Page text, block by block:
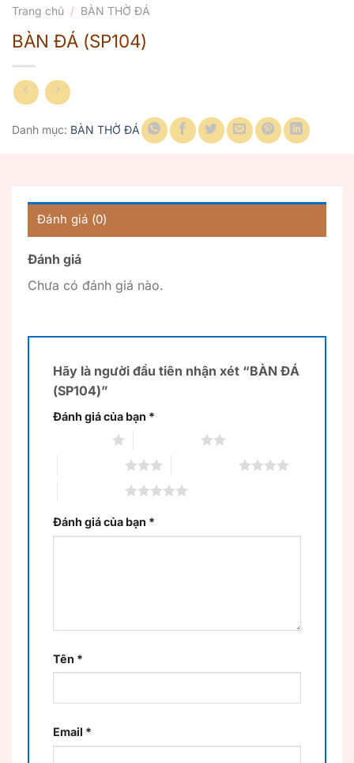
Trang chủ / BÀN THỜ ĐÁ
BÀN ĐÁ (SP104)
Danh mục: BÀN THỜ ĐÁ
Đánh giá (0)
Đánh giá
Chưa có đánh giá nào.
Hãy là người đầu tiên nhận xét “BÀN ĐÁ
(SP104)”
Đánh giá của bạn *
Đánh giá của bạn *
Tên *
Email *